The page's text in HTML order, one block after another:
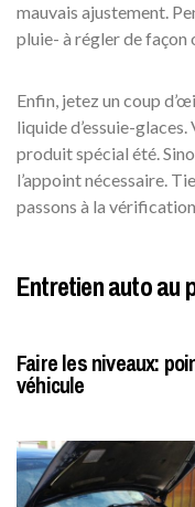
mauvais ajustement.
pluie- à régler de façon
Enfin, jetez un coup
liquide d’essuie-
produit spécial été.
l’appoint nécessaire.
passons à la
Entretien auto au
Faire les niveaux:
véhicule